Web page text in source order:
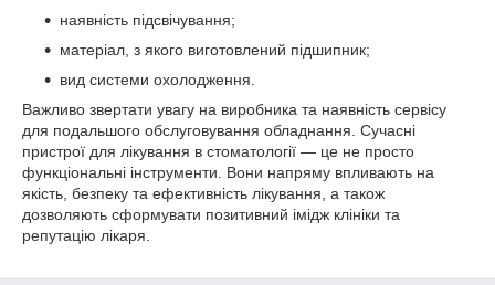
наявність підсвічування;
матеріал, з якого виготовлений підшипник;
вид системи охолодження.
Важливо звертати увагу на виробника та наявність сервісу
для подальшого обслуговування обладнання. Сучасні
пристрої для лікування в стоматології — це не просто
функціональні інструменти. Вони напряму впливають на
якість, безпеку та ефективність лікування, а також
дозволяють сформувати позитивний імідж клініки та
репутацію лікаря.